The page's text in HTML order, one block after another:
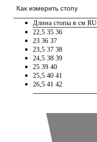
Как измерить стопу
Длина стопы в см RU
22,5 35 36
23 36 37
23,5 37 38
24,5 38 39
25 39 40
25,5 40 41
26,5 41 42